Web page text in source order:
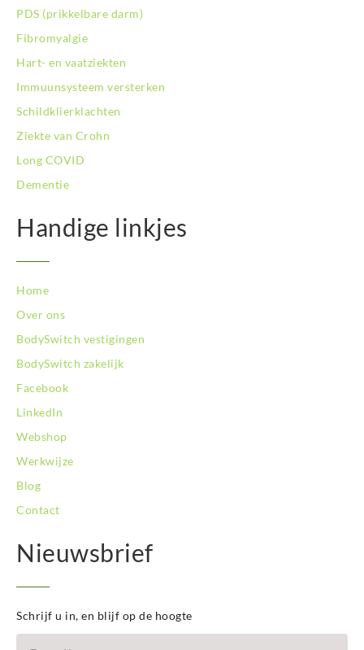
BodySwitch Rotterdam-Oost
BodySwitch Schiedam
BodySwitch Tiel
BodySwitch Tilburg
BodySwitch Utrecht
BodySwitch Veluwe
BodySwitch Vlaardingen
BodySwitch Wageningen
BodySwitch Zaandam
BodySwitch Zeist
BodySwitch Zoetermeer
BodySwitch Zwolle
PDS (prikkelbare darm)
Fibromyalgie
Hart- en vaatziekten
Immuunsysteem versterken
Schildklierklachten
Ziekte van Crohn
Long COVID
Dementie
Handige linkjes
Home
Over ons
BodySwitch vestigingen
BodySwitch zakelijk
Facebook
LinkedIn
Webshop
Werkwijze
Blog
Contact
Nieuwsbrief
Schrijf u in, en blijf op de hoogte